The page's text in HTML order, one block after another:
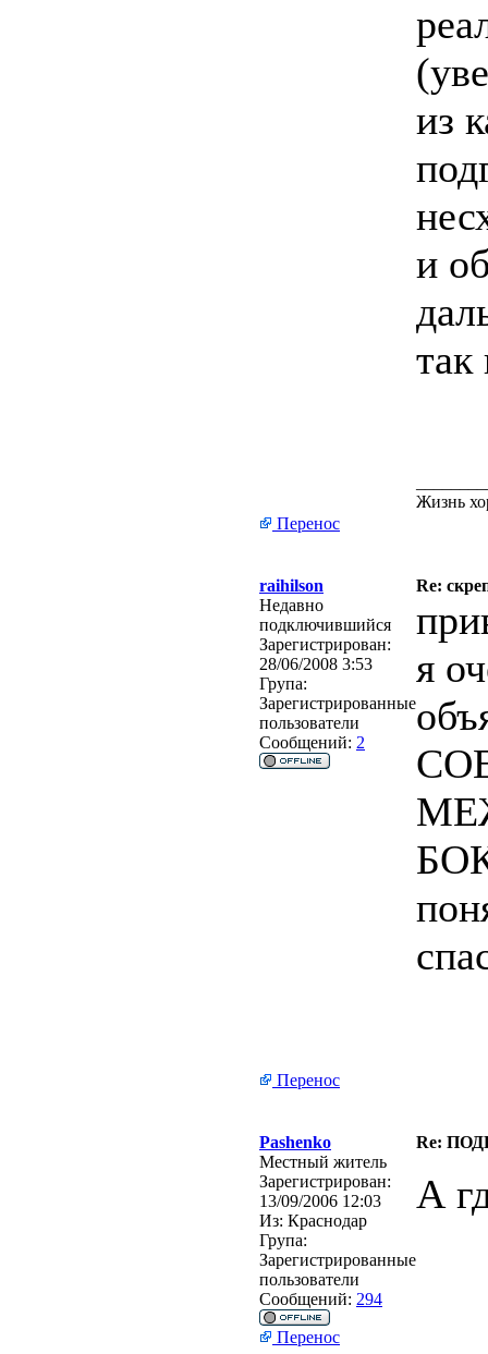
из
и
Жизнь
Перенос
raihilson
Re:
Недавно
подключившийся
Зарегистрирован:
28/06/2008 3:53
Група:
Зарегистрированные
пользователи
Сообщений: 2
я
Перенос
Pashenko
Re:
Местный житель
Зарегистрирован:
13/09/2006 12:03
Из: Краснодар
Група:
Зарегистрированные
пользователи
Сообщений: 294
А
Перенос